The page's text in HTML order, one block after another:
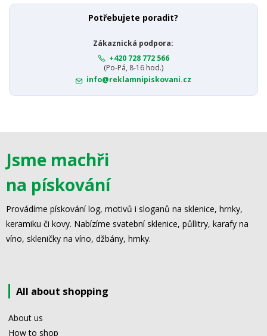
Potřebujete poradit?
Zákaznická podpora:
+420 728 772 566
(Po-Pá, 8-16 hod.)
info@reklamnipiskovani.cz
Jsme machři
na pískování
Provádíme pískování log, motivů i sloganů na sklenice, hrnky,
keramiku či kovy. Nabízíme svatební sklenice, půllitry, karafy na
víno, skleničky na víno, džbány, hrnky.
All about shopping
About us
How to shop